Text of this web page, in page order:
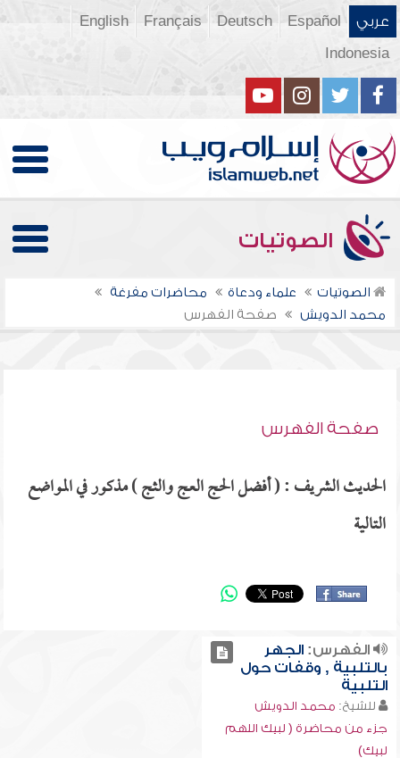
عربي Español
Deutsch
Français
English
Indonesia
الصوتيات
الصوتيات علماء ودعاة
محاضرات مفرغة
محمد الدويش
صفحة الفهرس
صفحة الفهرس
الحديث الشريف : ( أفضل الحج العج والثج ) مذكور في المواضع
التالية
الفهرس:الجهر
بالتلبية , وقفات حول
التلبية
للشيخ: محمد الدويش
جزء من محاضرة ( لبيك اللهم
لبيك)